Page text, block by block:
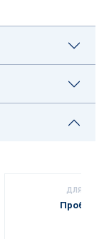
ДЛЯ
Пробник